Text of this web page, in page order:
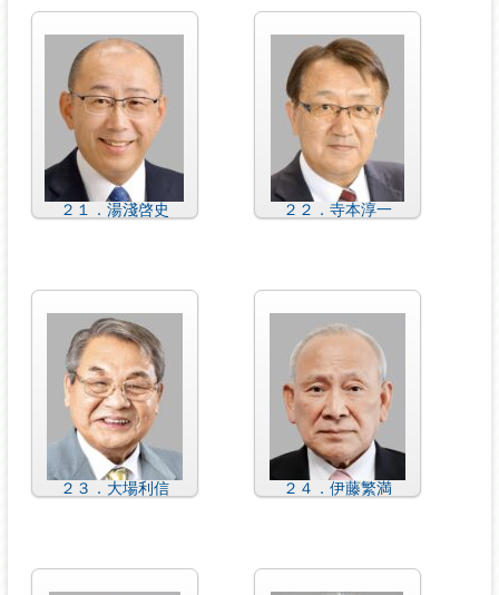
２１．湯淺啓史 ２２．寺本淳一
２３．大場利信 ２４．伊藤繁満